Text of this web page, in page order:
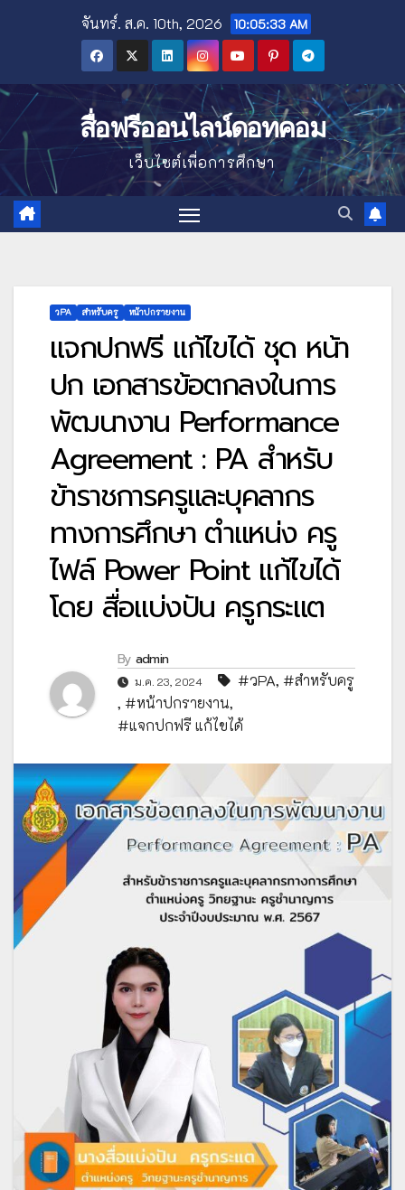
จันทร์. ส.ค. 10th, 2026 10:05:34 AM
สื่อฟรีออนไลน์ดอทคอม
เว็บไซต์เพื่อการศึกษา
วPA สำหรับครู หน้าปกรายงาน
แจกปกฟรี แก้ไขได้ ชุด หน้า
ปก เอกสารข้อตกลงในการ
พัฒนางาน Performance
Agreement : PA สำหรับ
ข้าราชการครูและบุคลากร
ทางการศึกษา ตำแหน่ง ครู
ไฟล์ Power Point แก้ไขได้
โดย สื่อแบ่งปัน ครูกระแต
By admin
ม.ค. 23, 2024 #วPA, #สำหรับครู
, #หน้าปกรายงาน,
#แจกปกฟรี แก้ไขได้